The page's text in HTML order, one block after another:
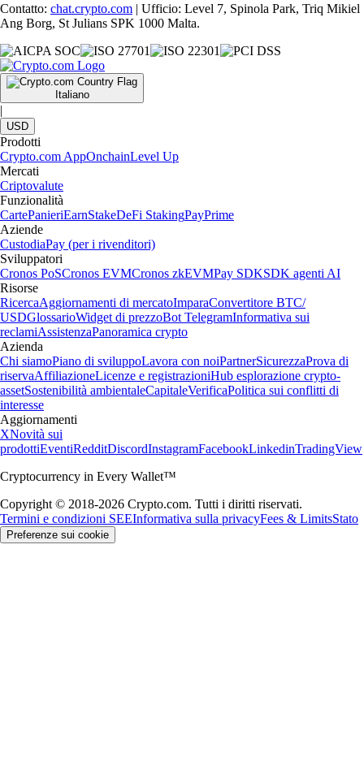
Contatto: chat.crypto.com | Ufficio: Level 7, Spinola Park, Triq Mikiel
Ang Borg, St Julians SPK 1000 Malta.
Italiano
|
USD
Prodotti
Crypto.com AppOnchainLevel Up
Mercati
Criptovalute
Funzionalità
CartePanieriEarnStakeDeFi StakingPayPrime
Aziende
CustodiaPay (per i rivenditori)
Sviluppatori
Cronos PoSCronos EVMCronos zkEVMPay SDKSDK agenti AI
Risorse
RicercaAggiornamenti di mercatoImparaConvertitore BTC/
USDGlossarioWidget di prezzoBot TelegramInformativa sui
reclamiAssistenzaPanoramica crypto
Azienda
Chi siamoPiano di sviluppoLavora con noiPartnerSicurezzaProva di
riservaAffiliazioneLicenze e registrazioniHub esplorazione crypto-
assetSostenibilità ambientaleCapitaleVerificaPolitica sui conflitti di
interesse
Aggiornamenti
XNovità sui
prodottiEventiRedditDiscordInstagramFacebookLinkedinTradingView
Cryptocurrency in Every Wallet™
Copyright © 2018-2026 Crypto.com. Tutti i diritti riservati.
Termini e condizioni SEEInformativa sulla privacyFees & LimitsStato
Preferenze sui cookie